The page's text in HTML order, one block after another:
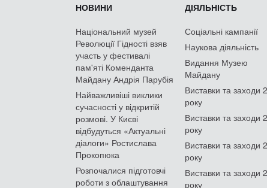
НОВИНИ
Національний музей
Революції Гідності взяв
участь у фестивалі
пам'яті Коменданта
Майдану Андрія Парубія
Найважливіші виклики
сучасності у відкритій
розмові. У Києві
відбудуться «Актуальні
діалоги» Ростислава
Прокопюка
Розпочалися підготовчі
роботи з облаштування
ДІЯЛЬНІСТЬ
Соціальні кампанії
Наукова діяльність
Видання Музею
Майдану
Виставки та заходи
року
Виставки та заходи
року
Виставки та заходи
року
Виставки та заходи
року